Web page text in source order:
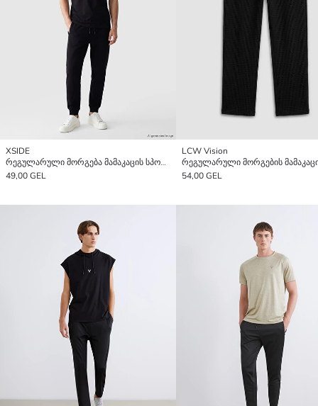
XSIDE
რეგულარული მორგება მამაკაცის სპორტული შარვალი
49,00 GEL
LCW Vision
54,00 GEL